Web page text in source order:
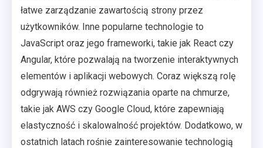
łatwe zarządzanie zawartością strony przez
użytkowników. Inne popularne technologie to
JavaScript oraz jego frameworki, takie jak React czy
Angular, które pozwalają na tworzenie interaktywnych
elementów i aplikacji webowych. Coraz większą rolę
odgrywają również rozwiązania oparte na chmurze,
takie jak AWS czy Google Cloud, które zapewniają
elastyczność i skalowalność projektów. Dodatkowo, w
ostatnich latach rośnie zainteresowanie technologią